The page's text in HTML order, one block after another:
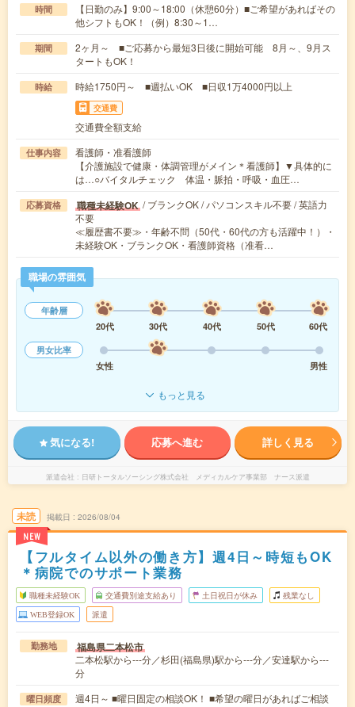
時間
【日勤のみ】9:00～18:00（休憩60分）■ご希望があればその
他シフトもOK！（例）8:30～1…
期間
2ヶ月～ ■ご応募から最短3日後に開始可能 8月～、9月ス
タートもOK！
時給 時給1750円～ ■週払いOK ■日収1万4000円以上
交通費
交通費全額支給
仕事内容
看護師・准看護師
【介護施設で健康・体調管理がメイン＊看護師】▼具体的に
は…○バイタルチェック 体温・脈拍・呼吸・血圧…
応募資格 職種未経験OK / ブランクOK / パソコンスキル不要 / 英語力
不要
≪履歴書不要≫・年齢不問（50代・60代の方も活躍中！）・
未経験OK・ブランクOK・看護師資格（准看…
職場の雰囲気
年齢層
20代
30代 40代 50代
60代
男女比率
女性
男性
もっと見る
気になる! 応募へ進む 詳しく見る
派遣会社 日研トータルソーシング株式会社 メディカルケア事業部 ナース派遣
未読
NEW
掲載日 2026/08/04
【フルタイム以外の働き方】週4日～時短もOK
＊病院でのサポート業務
職種未経験OK 交通費別途支給あり 土日祝日が休み 残業なし
WEB登録OK 派遣
勤務地 福島県二本松市
二本松駅から---分／杉田(福島県)駅から---分／安達駅から---
分
曜日頻度
週4日～ ■曜日固定の相談OK！ ■希望の曜日があればご相談